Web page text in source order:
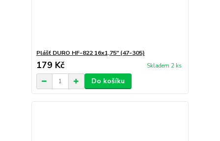
Plášť DURO HF-822 16x1,75" (47-305)
179 Kč Skladem 2 ks
Do košíku